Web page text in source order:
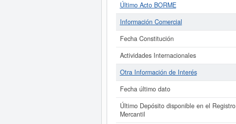
Último Acto BORME
Información Comercial
Fecha Constitución
Actividades Internacionales
Otra Información de Interés
Fecha último dato
Último Depósito disponible en el Registro
Mercantil